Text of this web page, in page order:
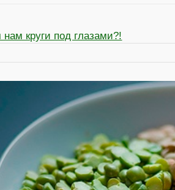
нам круги под глазами?!